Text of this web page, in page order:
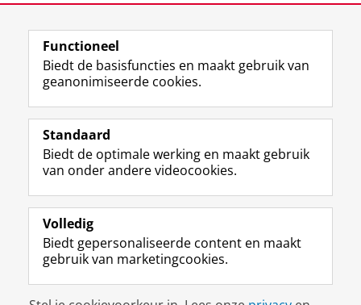
Volg de RUG
F
a
e
b
o
p
a
i
L
i
k
e
I
-
p
g
R
S
-
f
e
R
k
I
n
t
r
m
c
Y
o
T
e
k
a
Studiekiezers
Alumni
Over ons
Disclaimer & Copyright
Functioneel
Biedt de basisfuncties en maakt gebruik van
geanonimiseerde cookies.
Standaard
Biedt de optimale werking en maakt gebruik
van onder andere videocookies.
Volledig
Biedt gepersonaliseerde content en maakt
gebruik van marketingcookies.